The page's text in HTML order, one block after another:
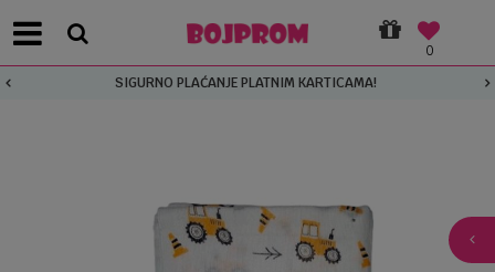
0
SIGURNO PLAĆANJE PLATNIM KARTICAMA!